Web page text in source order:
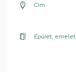
Cím
Épület,